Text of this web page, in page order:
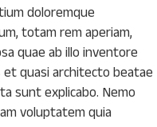
doloremque
totam rem aperiam,
quae ab illo inventore
quasi architecto beatae
sunt explicabo. Nemo
voluptatem quia